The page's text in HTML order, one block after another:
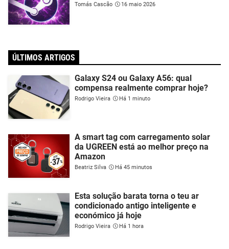
Tomás Cascão 16 maio 2026
ÚLTIMOS ARTIGOS
Galaxy S24 ou Galaxy A56: qual
compensa realmente comprar hoje?
Rodrigo Vieira Há 1 minuto
A smart tag com carregamento solar
da UGREEN está ao melhor preço na
Amazon
Beatriz Silva Há 45 minutos
Esta solução barata torna o teu ar
condicionado antigo inteligente e
económico já hoje
Rodrigo Vieira Há 1 hora